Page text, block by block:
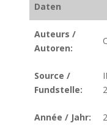
Daten
Auteurs /
Autoren:
Source /
Fundstelle:
Année / Jahr: